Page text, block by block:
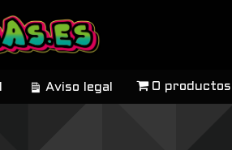
Aviso legal 0 productos